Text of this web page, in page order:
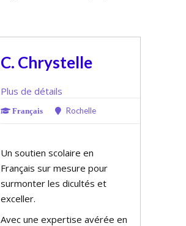
C. Chrystelle
Plus de détails
Français Rochelle
Un soutien scolaire en
Français sur mesure pour
surmonter les difficultés et
exceller.
Avec une expertise avérée en